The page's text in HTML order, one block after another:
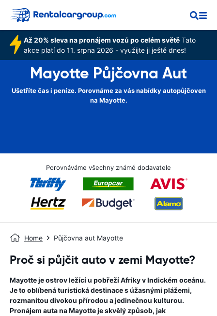
Až 20% sleva na pronájem vozů po celém světě Tato
akce platí do 11. srpna 2026 - využijte ji ještě dnes!
Mayotte Půjčovna Aut
Ušetříte čas i peníze. Porovnáme za vás nabídky autopůjčoven
na Mayotte.
Porovnáváme všechny známé dodavatele
Home Půjčovna aut Mayotte
Proč si půjčit auto v zemi Mayotte?
Mayotte je ostrov ležící u pobřeží Afriky v Indickém oceánu.
Je to oblíbená turistická destinace s úžasnými plážemi,
rozmanitou divokou přírodou a jedinečnou kulturou.
Pronájem auta na Mayotte je skvělý způsob, jak